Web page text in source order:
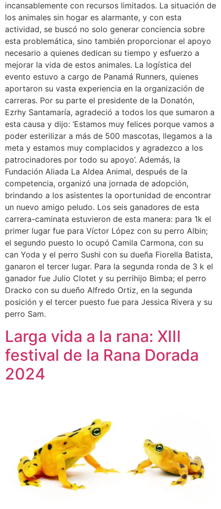
incansablemente con recursos limitados. La situación de
los animales sin hogar es alarmante, y con esta
actividad, se buscó no solo generar conciencia sobre
esta problemática, sino también proporcionar el apoyo
necesario a quienes dedican su tiempo y esfuerzo a
mejorar la vida de estos animales. La logística del
evento estuvo a cargo de Panamá Runners, quienes
aportaron su vasta experiencia en la organización de
carreras. Por su parte el presidente de la Donatón,
Ezrhy Santamaría, agradeció a todos los que sumaron a
esta causa y dijo: ‘Estamos muy felices porque vamos a
poder esterilizar a más de 500 mascotas, llegamos a la
meta y estamos muy complacidos y agradezco a los
patrocinadores por todo su apoyo’. Además, la
Fundación Aliada La Aldea Animal, después de la
competencia, organizó una jornada de adopción,
brindando a los asistentes la oportunidad de encontrar
un nuevo amigo peludo. Los seis ganadores de esta
carrera-caminata estuvieron de esta manera: para 1k el
primer lugar fue para Víctor López con su perro Albin;
el segundo puesto lo ocupó Camila Carmona, con su
can Yoda y el perro Sushi con su dueña Fiorella Batista,
ganaron el tercer lugar. Para la segunda ronda de 3 k el
ganador fue Julio Clotet y su perrihijo Bimba; el perro
Dracko con su dueño Alfredo Ortiz, en la segunda
posición y el tercer puesto fue para Jessica Rivera y su
perro Sam.
Larga vida a la rana: XIII
festival de la Rana Dorada
2024